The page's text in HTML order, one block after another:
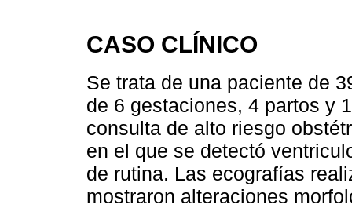
CASO CLÍNICO
Se trata de una paciente de
de 6 gestaciones, 4 partos y
consulta de alto riesgo
en el que se detectó
de rutina. Las ecografías
mostraron alteraciones